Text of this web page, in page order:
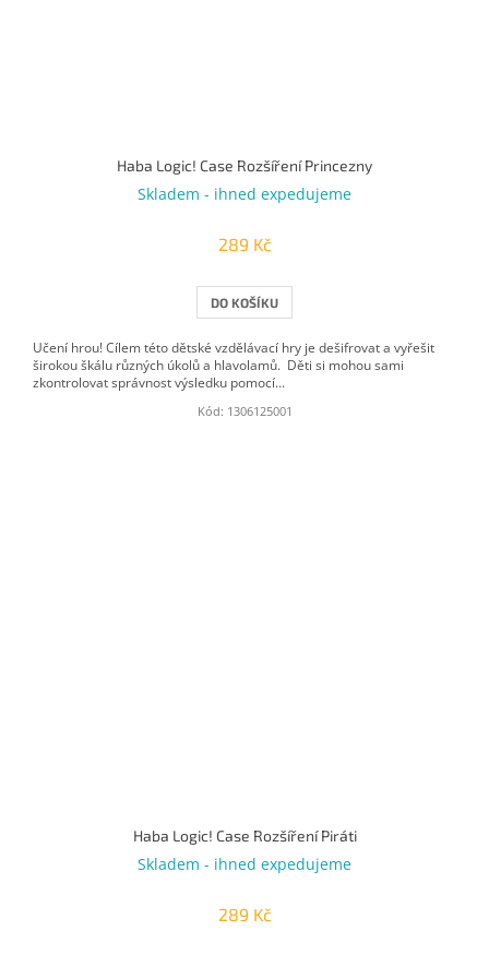
Haba Logic! Case Rozšíření Princezny
Skladem - ihned expedujeme
289 Kč
DO KOŠÍKU
Učení hrou! Cílem této dětské vzdělávací hry je dešifrovat a vyřešit
širokou škálu různých úkolů a hlavolamů. Děti si mohou sami
zkontrolovat správnost výsledku pomocí...
Kód: 1306125001
Haba Logic! Case Rozšíření Piráti
Skladem - ihned expedujeme
289 Kč